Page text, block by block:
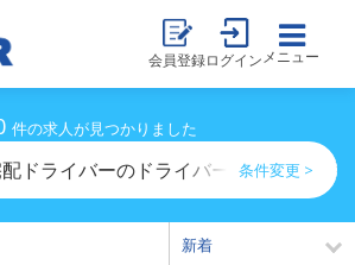
会員登録ログイン メニュー
件の求人が見つかりました
ドライバーのドライバー求人・運転手
条件変更 >